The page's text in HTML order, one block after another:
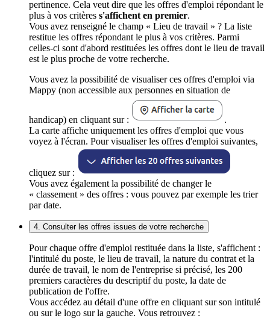
pertinence. Cela veut dire que les offres d'emploi répondant le
plus à vos critères s'affichent en premier.
Vous avez renseigné le champ « Lieu de travail » ? La liste
restitue les offres répondant le plus à vos critères. Parmi
celles-ci sont d'abord restituées les offres dont le lieu de travail
est le plus proche de votre recherche.
Vous avez la possibilité de visualiser ces offres d'emploi via
Mappy (non accessible aux personnes en situation de
handicap) en cliquant sur :
.
La carte affiche uniquement les offres d'emploi que vous
voyez à l'écran. Pour visualiser les offres d'emploi suivantes,
cliquez sur :
Vous avez également la possibilité de changer le
« classement » des offres : vous pouvez par exemple les trier
par date.
4. Consulter les offres issues de votre recherche
Pour chaque offre d'emploi restituée dans la liste, s'affichent :
l'intitulé du poste, le lieu de travail, la nature du contrat et la
durée de travail, le nom de l'entreprise si précisé, les 200
premiers caractères du descriptif du poste, la date de
publication de l'offre.
Vous accédez au détail d'une offre en cliquant sur son intitulé
ou sur le logo sur la gauche. Vous retrouvez :